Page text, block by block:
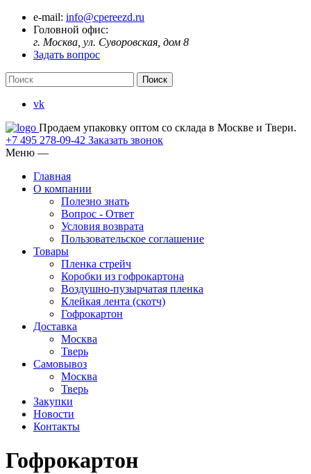
e-mail: info@cpereezd.ru
Головной офис:
г. Москва, ул. Суворовская, дом 8
Задать вопрос
vk
Продаем упаковку оптом со склада в Москве и Твери.
+7 495 278-09-42 Заказать звонок
Меню —
Главная
О компании
Полезно знать
Вопрос - Ответ
Условия возврата
Пользовательское соглашение
Товары
Пленка стрейч
Коробки из гофрокартона
Воздушно-пузырчатая пленка
Клейкая лента (скотч)
Гофрокартон
Доставка
Москва
Тверь
Самовывоз
Москва
Тверь
Закупки
Новости
Контакты
Гофрокартон